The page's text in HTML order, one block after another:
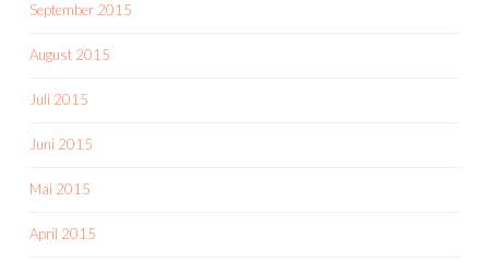
September 2015
August 2015
Juli 2015
Juni 2015
Mai 2015
April 2015